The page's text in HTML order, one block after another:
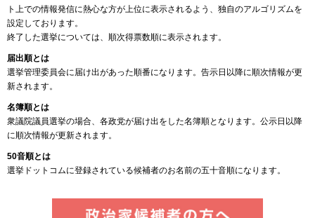
ト上での情報発信に熱心な方が上位に表示されるよう、独自のアルゴリズムを
設定しております。
終了した選挙については、順次得票数順に表示されます。
届出順とは
選挙管理委員会に届け出があった順番になります。告示日以降に順次情報が更
新されます。
名簿順とは
衆議院議員選挙の場合、各政党が届け出をした名簿順となります。公示日以降
に順次情報が更新されます。
50音順とは
選挙ドットコムに登録されている候補者のお名前の五十音順になります。